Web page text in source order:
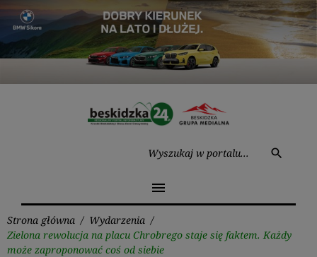
Przejdź
treści
search
menu
Strona główna / Wydarzenia /
Zielona rewolucja na placu Chrobrego staje się faktem. Każdy
może zaproponować coś od siebie